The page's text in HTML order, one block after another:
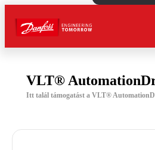
VLT®
Itt talál támogatást a VLT®